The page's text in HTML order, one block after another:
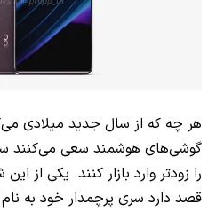
هر چه که از سال جدید میلادی
گوشی‌های هوشمند سعی می‌کنند
را زودتر وارد بازار کنند. یکی از
قصد دارد سری پرچمدار خود به نام